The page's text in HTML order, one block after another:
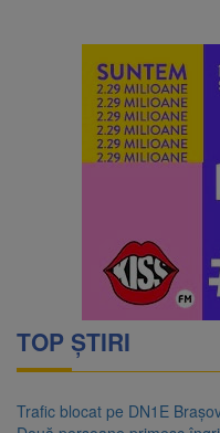
TOP ȘTIRI
Trafic blocat pe DN1E